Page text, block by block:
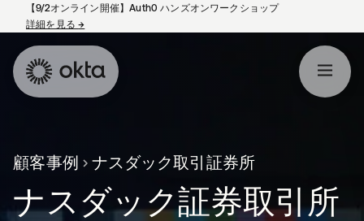
【9/2オンライン開催】Auth0 ハンズオンワークショップ
詳細を見る→
顧客事例 ナスダック取引証券所
ナスダック証券取引所